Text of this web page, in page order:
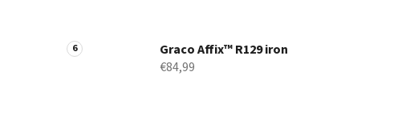
Graco Affix™ R129 iron
€84,99